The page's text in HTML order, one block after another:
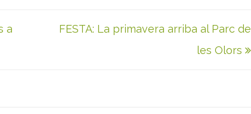
a
FESTA: La primavera arriba al Parc de
les Olors